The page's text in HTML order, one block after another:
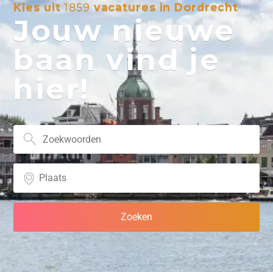
Kies uit1859 vacatures in Dordrecht
Jouw nieuwe
baan vind je
hier!